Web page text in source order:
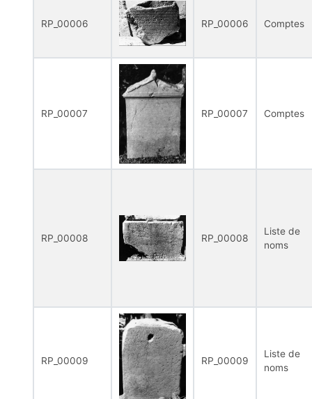
RP_00006 RP_00006 Comptes
RP_00007 RP_00007 Comptes
RP_00008 RP_00008
Liste de
noms
RP_00009 RP_00009
Liste de
noms